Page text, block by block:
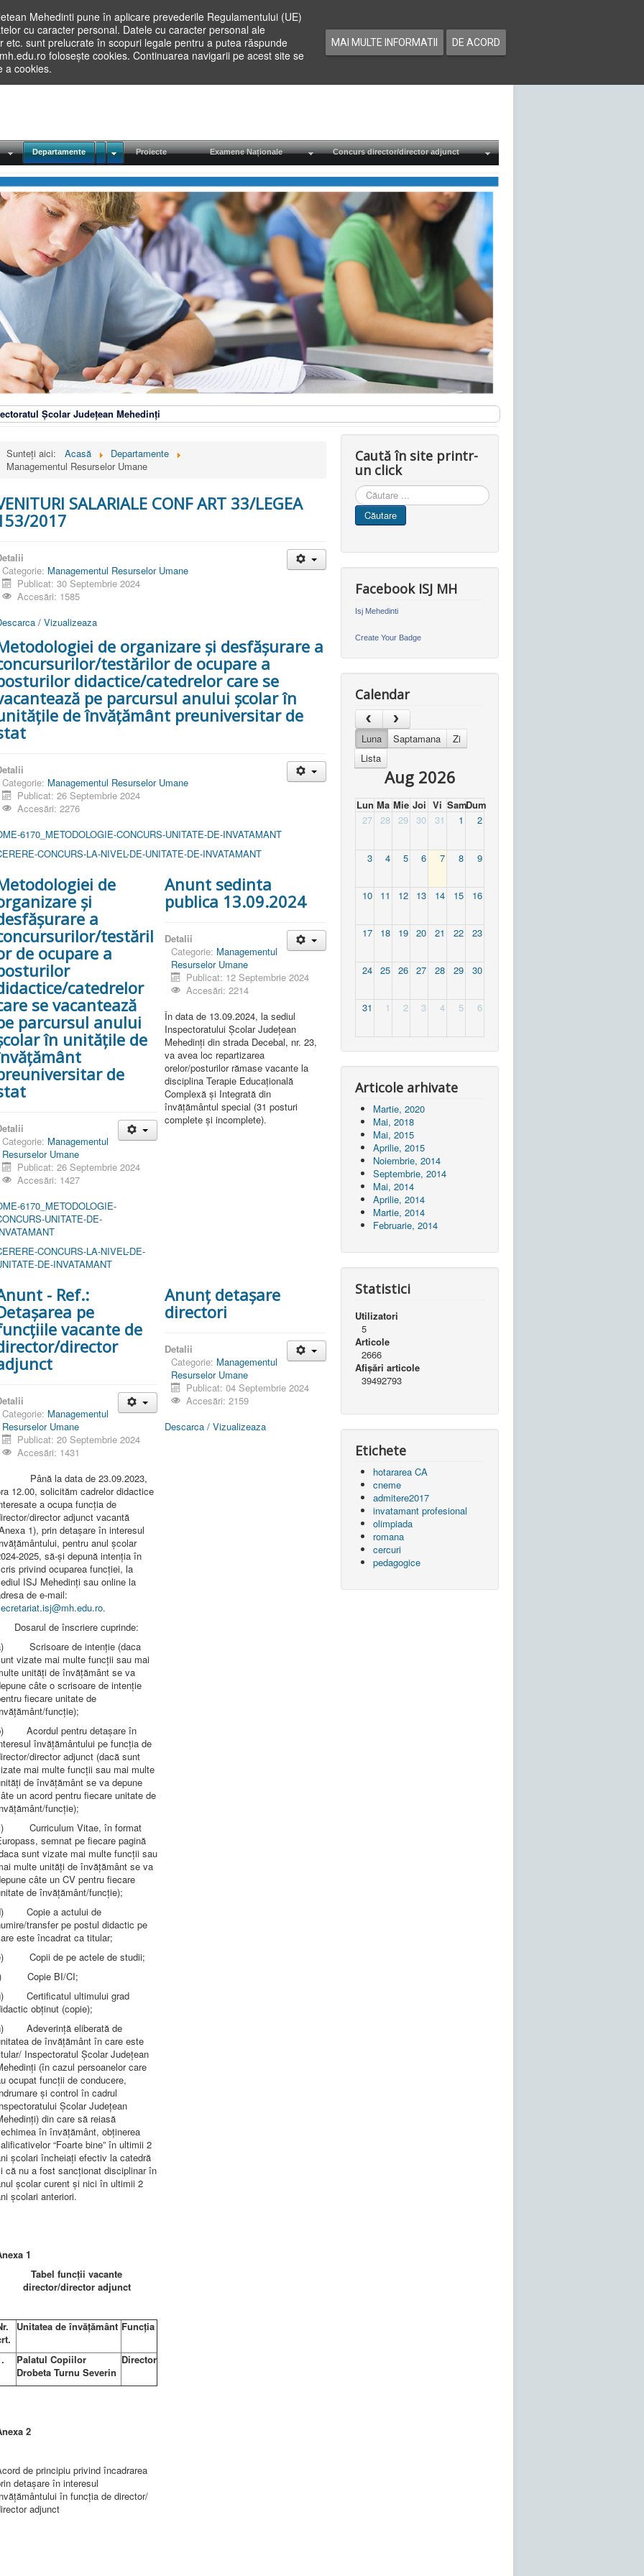
Mehedinti pune în aplicare prevederile Regulamentului (UE)
cu caracter personal. Datele cu caracter personal ale
etc. sunt prelucrate în scopuri legale pentru a putea răspunde
folosește cookies. Continuarea navigarii pe acest site se
a cookies.
MAI MULTE INFORMATII DE ACORD
Departamente Proiecte Examene Naționale Concurs director/director adjunct
Școlar Județean Mehedinți
Sunteți aici: Acasă
Departamente
Managementul Resurselor Umane
SALARIALE CONF ART 33/LEGEA
2017
Categorie: Managementul Resurselor Umane
Publicat: 30 Septembrie 2024
Accesări: 1585
/ Vizualizeaza
de organizare și desfășurare a
testărilor de ocupare a
didactice/catedrelor care se
pe parcursul anului școlar în
de învățământ preuniversitar de
Categorie: Managementul Resurselor Umane
Publicat: 26 Septembrie 2024
Accesări: 2276
6170_METODOLOGIE-CONCURS-UNITATE-DE-INVATAMANT
CONCURS-LA-NIVEL-DE-UNITATE-DE-INVATAMANT
de
și
a
testăril
de ocupare a
catedrelor
se vacantează
parcursul anului
în unitățile de
de
Categorie: Managementul
Resurselor Umane
Publicat: 26 Septembrie 2024
Accesări: 1427
6170_METODOLOGIE-
UNITATE-DE-
CONCURS-LA-NIVEL-DE-
DE-INVATAMANT
Anunt sedinta
publica 13.09.2024
Detalii
Categorie: Managementul
Resurselor Umane
Publicat: 12 Septembrie 2024
Accesări: 2214
În data de 13.09.2024, la sediul
Inspectoratului Școlar Județean
Mehedinți din strada Decebal, nr. 23,
va avea loc repartizarea
orelor/posturilor rămase vacante la
disciplina Terapie Educațională
Complexă și Integrată din
învățământul special (31 posturi
complete și incomplete).
- Ref.:
pe
vacante de
director
Categorie: Managementul
Resurselor Umane
Publicat: 20 Septembrie 2024
Accesări: 1431
Până la data de 23.09.2023,
12.00, solicităm cadrelor didactice
a ocupa funcția de
director adjunct vacantă
1), prin detașare în interesul
pentru anul școlar
2025, să-și depună intenția în
privind ocuparea funcției, la
ISJ Mehedinți sau online la
de e-mail:
.
Dosarul de înscriere cuprinde:
Scrisoare de intenție (daca
vizate mai multe funcții sau mai
unități de învățământ se va
câte o scrisoare de intenție
fiecare unitate de
funcție);
Acordul pentru detașare în
învățământului pe funcția de
director adjunct (dacă sunt
mai multe funcții sau mai multe
de învățământ se va depune
un acord pentru fiecare unitate de
funcție);
Curriculum Vitae, în format
semnat pe fiecare pagină
sunt vizate mai multe funcții sau
multe unități de învățământ se va
câte un CV pentru fiecare
de învățământ/funcție);
Copie a actului de
transfer pe postul didactic pe
este încadrat ca titular;
Copii de pe actele de studii;
Copie BI/CI;
Certificatul ultimului grad
obținut (copie);
Adeverință eliberată de
de învățământ în care este
Inspectoratul Școlar Județean
(în cazul persoanelor care
ocupat funcții de conducere,
și control în cadrul
Școlar Județean
din care să reiasă
în învățământ, obținerea
“Foarte bine” în ultimii 2
școlari încheiați efectiv la catedră
că nu a fost sancționat disciplinar în
școlar curent și nici în ultimii 2
școlari anteriori.
1
Tabel funcții vacante
director/director adjunct
Unitatea de învățământ Funcția
Palatul Copiilor
Drobeta Turnu Severin
Director
2
de principiu privind încadrarea
detașare în interesul
în funcția de director/
adjunct
Anunț detașare
directori
Detalii
Categorie: Managementul
Resurselor Umane
Publicat: 04 Septembrie 2024
Accesări: 2159
Descarca / Vizualizeaza
Caută în site printr-
un click
Cauta
in
site
Căutare
Facebook ISJ MH
Isj Mehedinti
Create Your Badge
Calendar
Luna Saptamana
Zi
Lista
Aug 2026
Lun Ma Mie Joi Vi SamDum
27
28 29 30 31 1 2
3 4 5 6 7 8 9
10 11 12 13 14 15 16
17 18 19 20 21 22 23
24 25 26 27 28 29 30
31 1 2 3 4 5 6
Articole arhivate
Martie, 2020
Mai, 2018
Mai, 2015
Aprilie, 2015
Noiembrie, 2014
Septembrie, 2014
Mai, 2014
Aprilie, 2014
Martie, 2014
Februarie, 2014
Statistici
Utilizatori
5
Articole
2666
Afișări articole
39492793
Etichete
hotararea CA
cneme
admitere2017
invatamant profesional
olimpiada
romana
cercuri
pedagogice